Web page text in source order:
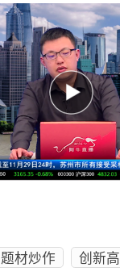
题材炒作 创新高